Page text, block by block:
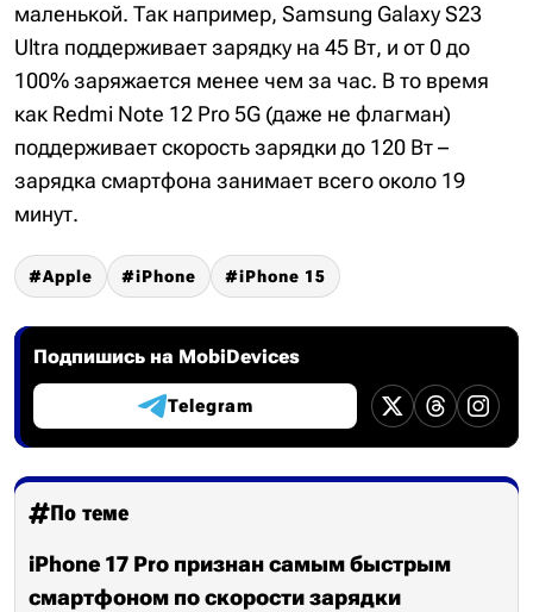
маленькой. Так например, Samsung Galaxy S23
Ultra поддерживает зарядку на 45 Вт, и от 0 до
100% заряжается менее чем за час. В то время
как Redmi Note 12 Pro 5G (даже не флагман)
поддерживает скорость зарядки до 120 Вт –
зарядка смартфона занимает всего около 19
минут.
Apple iPhone iPhone 15
Подпишись на MobiDevices
Telegram
По теме
iPhone 17 Pro признан самым быстрым
смартфоном по скорости зарядки